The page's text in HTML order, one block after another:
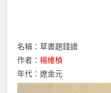
名稱：草書題錢譜
作者：楊維楨
年代：遼金元